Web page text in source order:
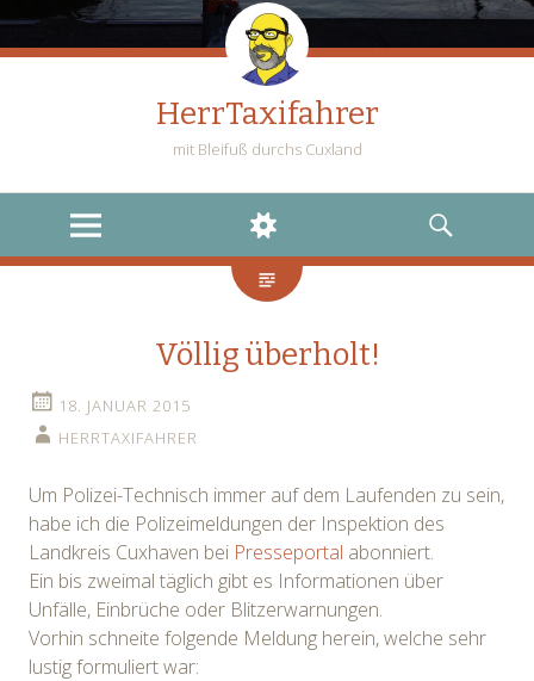
HerrTaxifahrer
mit Bleifuß durchs Cuxland
MENU
WIDGETS
SEARCH
Völlig überholt!
18. JANUAR 2015
HERRTAXIFAHRER
Um Polizei-Technisch immer auf dem Laufenden zu sein,
habe ich die Polizeimeldungen der Inspektion des
Landkreis Cuxhaven bei Presseportal abonniert.
Ein bis zweimal täglich gibt es Informationen über
Unfälle, Einbrüche oder Blitzerwarnungen.
Vorhin schneite folgende Meldung herein, welche sehr
lustig formuliert war: